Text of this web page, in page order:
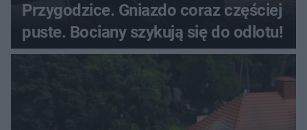
Przygodzice. Gniazdo coraz częściej
puste. Bociany szykują się do odlotu!